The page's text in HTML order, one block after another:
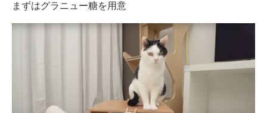
まずはグラニュー糖を用意